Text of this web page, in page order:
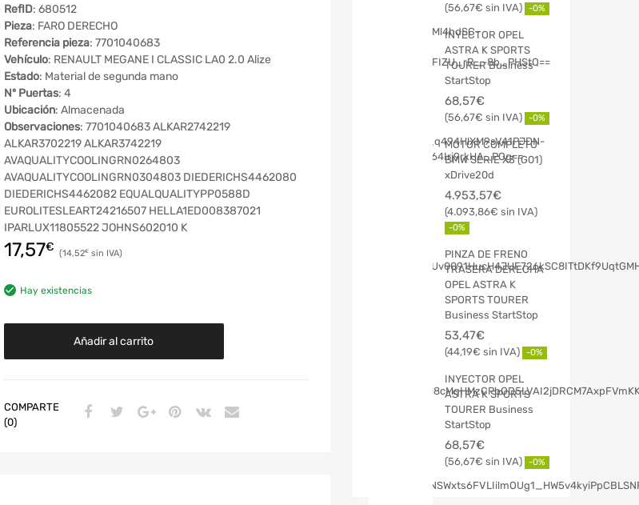
RefID: 680512
Pieza: FARO DERECHO
Referencia pieza: 7701040683
Vehículo: RENAULT MEGANE I CLASSIC LA0 2.0 Alize
Estado: Material de segunda mano
Nº Puertas: 4
Ubicación: Almacenada
Observaciones: 7701040683 ALKAR2742219
ALKAR3702219 ALKAR3742219
AVAQUALITYCOOLINGRN0264803
AVAQUALITYCOOLINGRN0304803 DIEDERICHS4462080
DIEDERICHS4462082 EQUALQUALITYPP0588D
EUROLITESLEART24216507 HELLA1ED008387021
IPARLUX11805522 JOHNS602010 K
17,57€ 14,52€
Hay existencias
Añadir al carrito
COMPARTE
(0)
56,67€ -0%
INYECTOR OPEL
ASTRA K SPORTS
TOURER Business
StartStop
68,57€
56,67€ -0%
MOTOR COMPLETO
BMW SERIE X3 (G01)
xDrive20d
4.953,57€
4.093,86€
-0%
PINZA DE FRENO
TRASERA DERECHA
OPEL ASTRA K
SPORTS TOURER
Business StartStop
53,47€
44,19€ -0%
INYECTOR OPEL
ASTRA K SPORTS
TOURER Business
StartStop
68,57€
56,67€ -0%